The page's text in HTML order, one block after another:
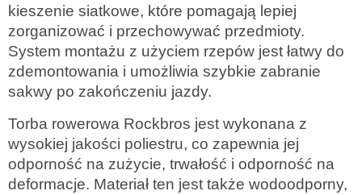
kieszenie siatkowe, które pomagają lepiej
zorganizować i przechowywać przedmioty.
System montażu z użyciem rzepów jest łatwy do
zdemontowania i umożliwia szybkie zabranie
sakwy po zakończeniu jazdy.
Torba rowerowa Rockbros jest wykonana z
wysokiej jakości poliestru, co zapewnia jej
odporność na zużycie, trwałość i odporność na
deformacje. Materiał ten jest także wodoodporny,